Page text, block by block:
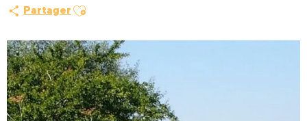
Partager Ajouter aux favoris